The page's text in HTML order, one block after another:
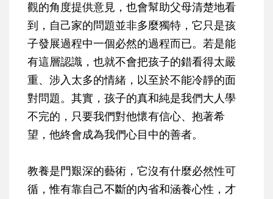
觀的角度提供意見，也會幫助父母清楚地看
到，自己家的問題並非多麼獨特，它只是孩
子發展過程中一個必然的過程而已。若是能
有這層認識，也就不會把孩子的錯看得太嚴
重、涉入太多的情緒，以至於不能冷靜的面
對問題。其實，孩子的真和純是我們大人學
不完的，只要我們對他懷有信心、抱著希
望，他終會成為我們心目中的善者。
教養是門艱深的藝術，它沒有什麼必然性可
循，惟有靠自己不斷的內省和涵養心性，才